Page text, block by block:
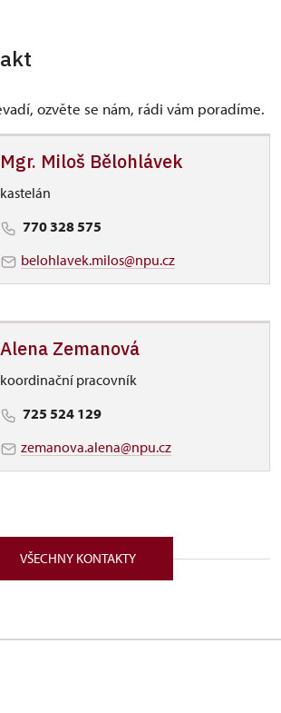
ozvěte se nám, rádi vám poradíme.
Mgr. Miloš Bělohlávek
kastelán
770 328 575
belohlavek.milos@npu.cz
Alena Zemanová
koordinační pracovník
725 524 129
zemanova.alena@npu.cz
VŠECHNY KONTAKTY